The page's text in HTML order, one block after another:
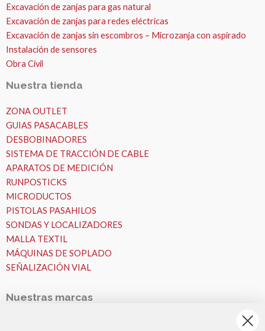
Excavación de zanjas para gas natural
Excavación de zanjas para redes eléctricas
Excavación de zanjas sin escombros – Microzanja con aspirado
Instalación de sensores
Obra Civil
Nuestra tienda
ZONA OUTLET
GUIAS PASACABLES
DESBOBINADORES
SISTEMA DE TRACCIÓN DE CABLE
APARATOS DE MEDICIÓN
RUNPOSTICKS
MICRODUCTOS
PISTOLAS PASAHILOS
SONDAS Y LOCALIZADORES
MALLA TEXTIL
MÁQUINAS DE SOPLADO
SEÑALIZACIÓN VIAL
Nuestras marcas